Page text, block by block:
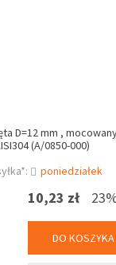
D=12 mm ,
(A/0850-000)
poniedziałek
10,23 zł
DO KOSZYKA